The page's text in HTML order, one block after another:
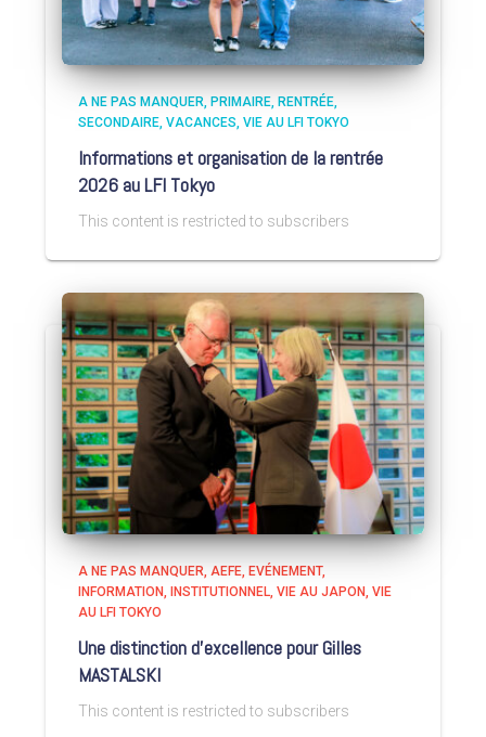
A NE PAS MANQUER PRIMAIRE RENTRÉE
SECONDAIRE VACANCES VIE AU LFI TOKYO
Informations et organisation de la rentrée
2026 au LFI Tokyo
This content is restricted to subscribers
A NE PAS MANQUER AEFE EVÉNEMENT
INFORMATION
INSTITUTIONNEL VIE AU JAPON VIE
AU LFI TOKYO
Une distinction d’excellence pour Gilles
MASTALSKI
This content is restricted to subscribers